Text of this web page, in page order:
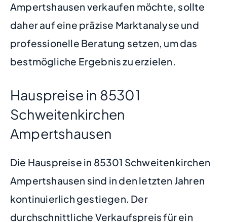
Ampertshausen verkaufen möchte, sollte
daher auf eine präzise Marktanalyse und
professionelle Beratung setzen, um das
bestmögliche Ergebnis zu erzielen.
Hauspreise in 85301
Schweitenkirchen
Ampertshausen
Die Hauspreise in 85301 Schweitenkirchen
Ampertshausen sind in den letzten Jahren
kontinuierlich gestiegen. Der
durchschnittliche Verkaufspreis für ein